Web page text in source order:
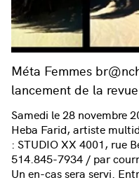
Méta Femmes
lancement de la
Samedi le 28 novembre
Heba Farid, artiste
: STUDIO XX 4001, rue
514.845-7934 / par
Un en-cas sera servi.